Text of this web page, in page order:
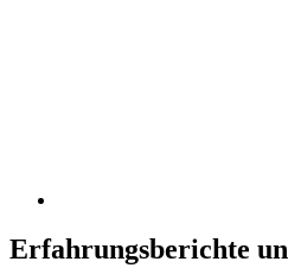
Erfahrungsberichte